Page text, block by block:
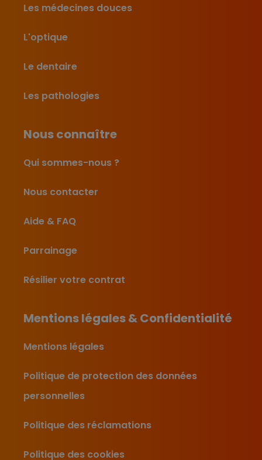
Les médecines douces
L'optique
Le dentaire
Les pathologies
Nous connaître
Qui sommes-nous ?
Nous contacter
Aide & FAQ
Parrainage
Résilier votre contrat
Mentions légales & Confidentialité
Mentions légales
Politique de protection des données
personnelles
Politique des réclamations
Politique des cookies